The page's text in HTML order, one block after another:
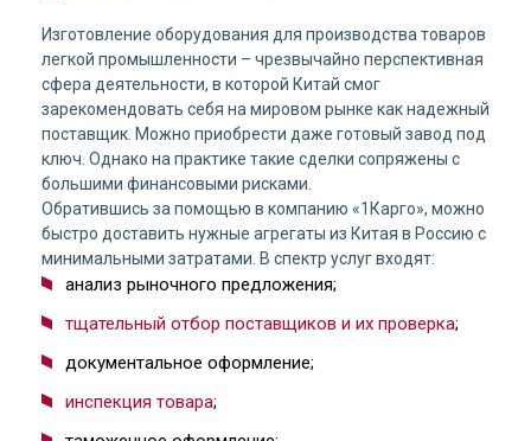
Изготовление оборудования для производства товаров
легкой промышленности – чрезвычайно перспективная
сфера деятельности, в которой Китай смог
зарекомендовать себя на мировом рынке как надежный
поставщик. Можно приобрести даже готовый завод под
ключ. Однако на практике такие сделки сопряжены с
большими финансовыми рисками.
Обратившись за помощью в компанию «1Карго», можно
быстро доставить нужные агрегаты из Китая в Россию с
минимальными затратами. В спектр услуг входят:
анализ рыночного предложения;
тщательный отбор поставщиков и их проверка;
документальное оформление;
инспекция товара;